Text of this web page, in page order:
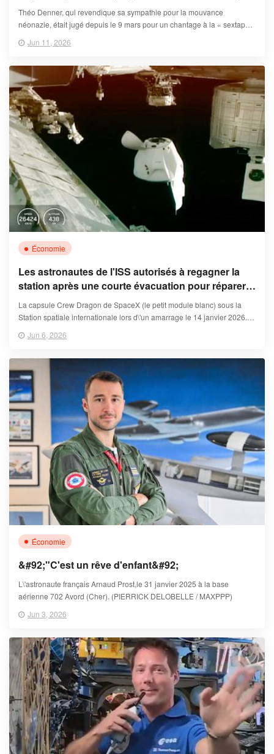
et violé certains d’entre eux
Théo Denner, qui revendique sa sympathie pour la mouvance
néonazie, était jugé depuis le 9 mars pour un chantage à la « sextape »
d’emprisonnement, assortis d’une peine de sûreté des deux tiers.
Jun 11, 2026
Économie
Les astronautes de l'ISS autorisés à regagner la
station après une courte évacuation pour réparer
des fuites à bord, annonce la Nasa
La capsule Crew Dragon de SpaceX (le petit module blanc) sous la
Station spatiale internationale lors d\'un amarrage le 14 janvier 2026.
Jun 6, 2026
Économie
&#92;"C'est un rêve d'enfant&#92;
L\'astronaute français Arnaud Prost,le 31 janvier 2025 à la base
aérienne 702 Avord (Cher). (PIERRICK DELOBELLE / MAXPPP)
Jun 3, 2026